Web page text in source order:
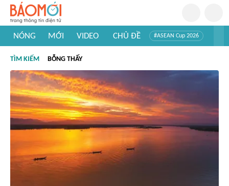
NÓNG MỚI VIDEO CHỦ ĐỀ #ASEAN Cup 2026
#Khám phá thế giới
TÌM KIẾM BỖNG THẤY